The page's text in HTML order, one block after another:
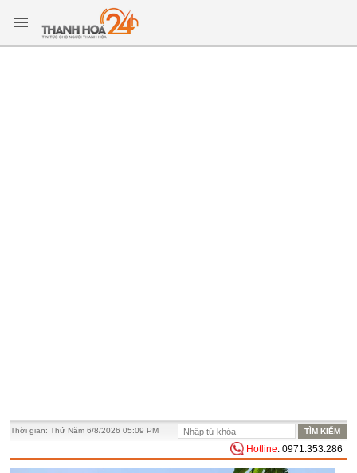
Thời gian:Thứ Năm 6/8/2026 05:09 PM
Hotline: 0971.353.286